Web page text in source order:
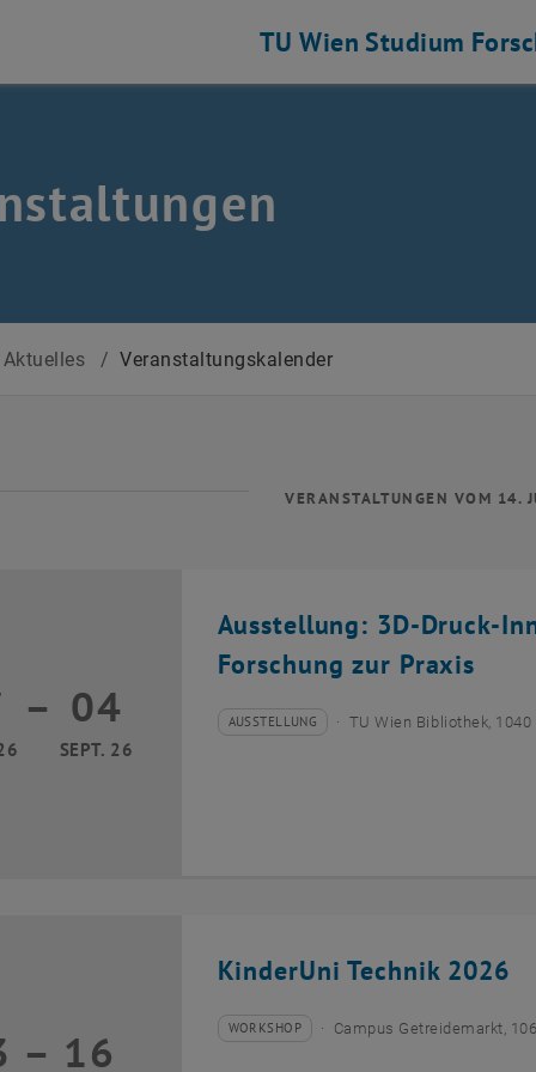
TU Wien Studium
Aktuelles / Veranstaltungskalender
VERANSTALTUNGEN VOM 14.
Ausstellung: 3D-Druck-
Forschung zur Praxis
17 März 2026 bis 04 September 2026
– 04
SEPT. 26
Veranstaltungstyp:
AUSSTELLUNG
Veranstaltungsort: TU Wien Bibliothek,
KinderUni Technik 2026
13 Juli 2026 bis 16 Juli 2026
– 16 Veranstaltungstyp:
WORKSHOP
Veranstaltungsort:Campus Getreidemarkt,